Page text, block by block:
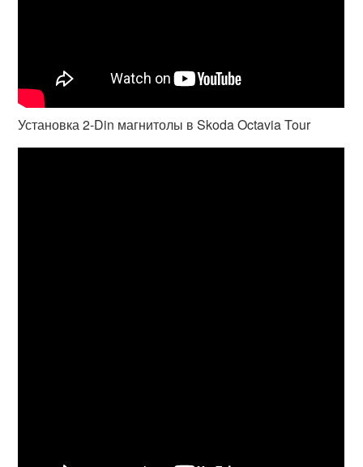
Установка 2-Din магнитолы в Skoda Octavia Tour